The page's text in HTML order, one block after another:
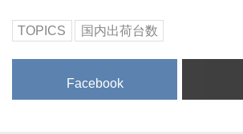
TOPICS 国内出荷台数
Facebook